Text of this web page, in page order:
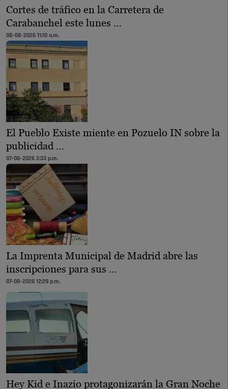
Cortes de tráfico en la Carretera de
Carabanchel este lunes …
08-08-2026 11:10 a.m.
El Pueblo Existe miente en Pozuelo IN sobre la
publicidad …
07-08-2026 2:33 p.m.
La Imprenta Municipal de Madrid abre las
inscripciones para sus …
07-08-2026 12:29 p.m.
Hey Kid e Inazio protagonizarán la Gran Noche